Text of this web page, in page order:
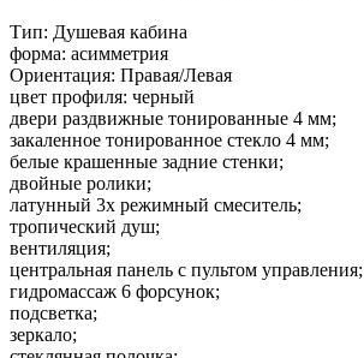
Тип: Душевая кабина
форма: асимметрия
Ориентация: Правая/Левая
цвет профиля: черный
двери раздвижные тонированные 4 мм;
закаленное тонированное стекло 4 мм;
белые крашенные задние стенки;
двойные ролики;
латунный 3х режимный смеситель;
тропический душ;
вентиляция;
центральная панель с пультом управления;
гидромассаж 6 форсунок;
подсветка;
зеркало;